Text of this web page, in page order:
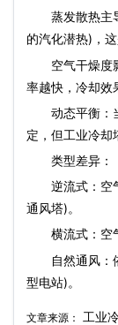
蒸发散热主导‌
的汽化潜热)，
空气干燥度影
率越快，冷却效
动态平衡‌：当
定，但工业冷却
类型差异：
逆流式‌：空气
通风塔)。
横流式‌：空气
自然通风‌：依
型电站)。
文章来源： 工业